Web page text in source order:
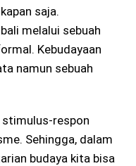
saja.
melalui sebuah
Kebudayaan
namun sebuah
stimulus-respon
Sehingga, dalam
budaya kita bisa